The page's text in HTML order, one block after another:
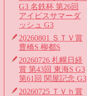
G3 名鉄杯 第26回
アイビスサマーダ
ッシュ G3
20260801 ＳＴＶ賞
豊橋S 柳都S
20260726 札幌日経
賞 第43回 東海S G3
第61回 関屋記念 G3
20260725 ＴＶｈ賞